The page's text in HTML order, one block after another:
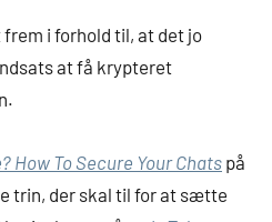
i forhold til, at det jo
at få krypteret
How To Secure Your Chats på
trin, der skal til for at sætte